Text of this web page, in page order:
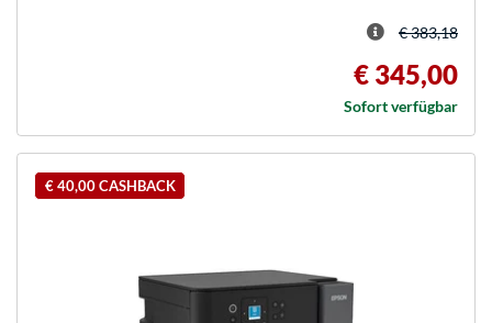
€ 383,18
€ 345,00
Sofort verfügbar
€ 40,00 CASHBACK